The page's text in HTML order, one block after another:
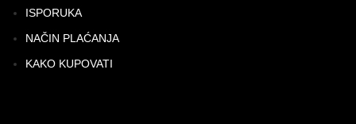
ISPORUKA
NAČIN PLAĆANJA
KAKO KUPOVATI